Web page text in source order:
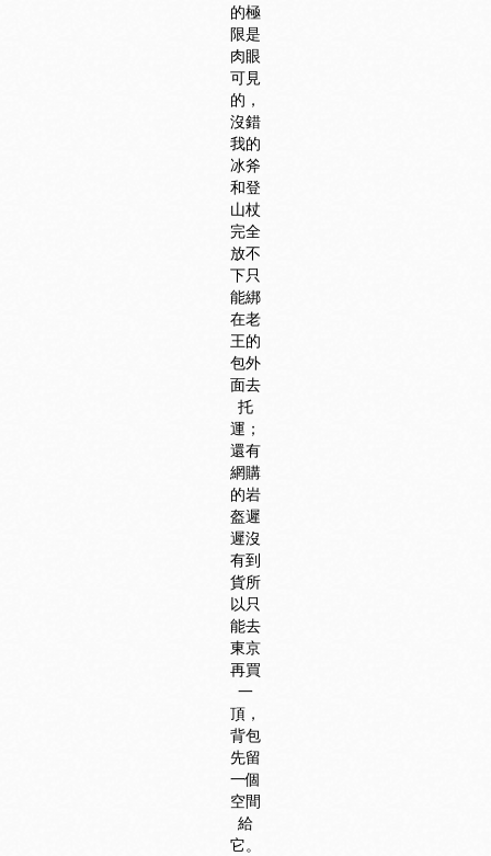
的極
限是
肉眼
可見
的，
沒錯
我的
冰斧
和登
山杖
完全
放不
下只
能綁
在老
王的
包外
面去
托
運；
還有
網購
的岩
盔遲
遲沒
有到
貨所
以只
能去
東京
再買
一
頂，
背包
先留
一個
空間
給
它。